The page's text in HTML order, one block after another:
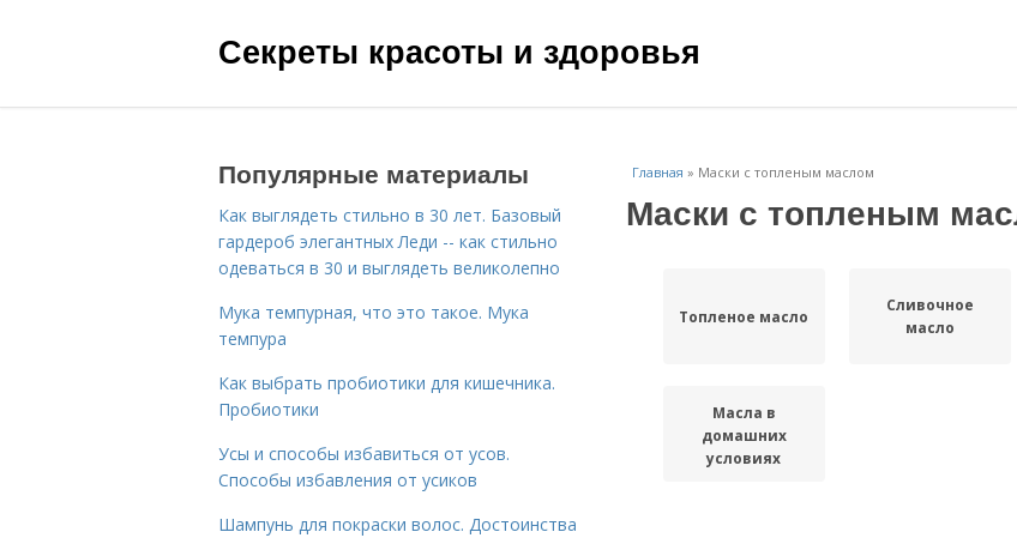
Секреты красоты и здоровья
Главная » Маски с топленым маслом
Маски с топленым
Топленое масло
Сливочное
масло
Масла в
домашних
условиях
Популярные материалы
Как выглядеть стильно в 30 лет. Базовый
гардероб элегантных Леди -- как стильно
одеваться в 30 и выглядеть великолепно
Мука темпурная, что это такое. Мука
темпура
Как выбрать пробиотики для кишечника.
Пробиотики
Усы и способы избавиться от усов.
Способы избавления от усиков
Шампунь для покраски волос. Достоинства